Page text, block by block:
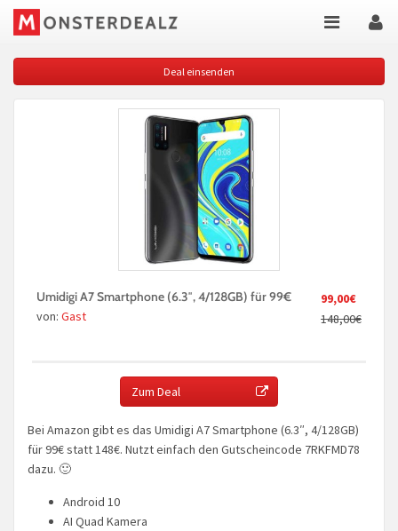
Deal einsenden
99,00€
148,00€
Umidigi A7 Smartphone (6.3″, 4/128GB) für 99€
von: Gast
Zum Deal
Bei Amazon gibt es das Umidigi A7 Smartphone (6.3″, 4/128GB)
für 99€ statt 148€. Nutzt einfach den Gutscheincode 7RKFMD78
dazu. 🙂
Android 10
AI Quad Kamera